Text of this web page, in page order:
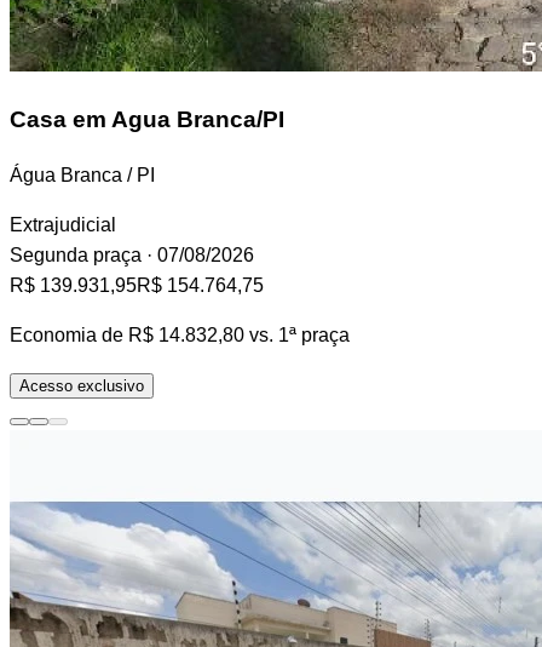
Casa em Agua Branca/PI
Água Branca / PI
Extrajudicial
Segunda praça · 07/08/2026
R$ 139.931,95R$ 154.764,75
Economia de R$ 14.832,80 vs. 1ª praça
Acesso exclusivo